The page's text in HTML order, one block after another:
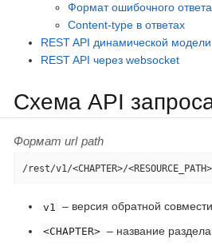
Формат ошибочного ответа
Content-type в ответах
REST API динамической
REST API через websocket
Схема API
Формат url path
/rest/v1/<CHAPTER>/<RESOURCE_PATH>
v1 – версия обратной
<CHAPTER> – название